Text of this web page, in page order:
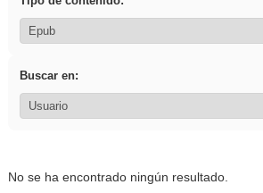
Buscar en:
No se ha encontrado ningún resultado.